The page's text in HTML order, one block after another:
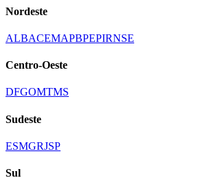
Nordeste
ALBACEMAPBPEPIRNSE
Centro-Oeste
DFGOMTMS
Sudeste
ESMGRJSP
Sul